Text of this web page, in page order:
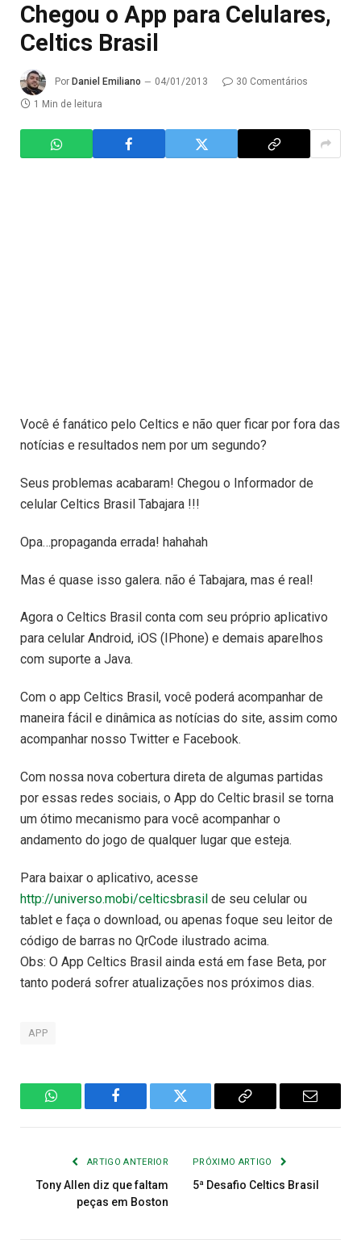
Chegou o App para Celulares,
Celtics Brasil
Por Daniel Emiliano 04/01/2013
30 Comentários
1 Min de leitura
Você é fanático pelo Celtics e não quer ficar por fora das
notícias e resultados nem por um segundo?
Seus problemas acabaram! Chegou o Informador de
celular Celtics Brasil Tabajara !!!
Opa…propaganda errada! hahahah
Mas é quase isso galera. não é Tabajara, mas é real!
Agora o Celtics Brasil conta com seu próprio aplicativo
para celular Android, iOS (IPhone) e demais aparelhos
com suporte a Java.
Com o app Celtics Brasil, você poderá acompanhar de
maneira fácil e dinâmica as notícias do site, assim como
acompanhar nosso Twitter e Facebook.
Com nossa nova cobertura direta de algumas partidas
por essas redes sociais, o App do Celtic brasil se torna
um ótimo mecanismo para você acompanhar o
andamento do jogo de qualquer lugar que esteja.
Para baixar o aplicativo, acesse
http://universo.mobi/celticsbrasil de seu celular ou
tablet e faça o download, ou apenas foque seu leitor de
código de barras no QrCode ilustrado acima.
Obs: O App Celtics Brasil ainda está em fase Beta, por
tanto poderá sofrer atualizações nos próximos dias.
APP
WhatsAppFacebook Twitter
Copiar
E-
ARTIGO ANTERIOR
Tony Allen diz que faltam
peças em Boston
PRÓXIMO ARTIGO
5ª Desafio Celtics Brasil